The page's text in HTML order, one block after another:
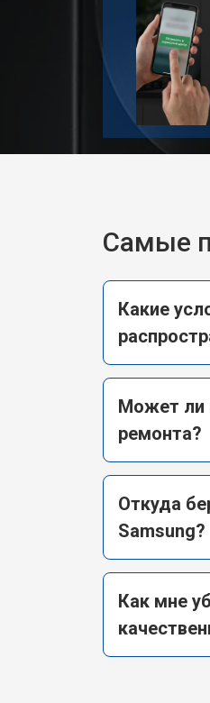
Самые
Какие
Может ли
ремонта?
Откуда
Samsung?
Как мне